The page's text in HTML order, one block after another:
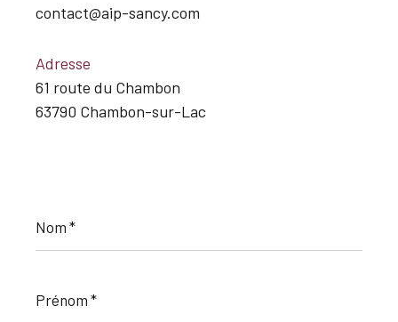
contact@aip-sancy.com
Adresse
61 route du Chambon
63790 Chambon-sur-Lac
*
*